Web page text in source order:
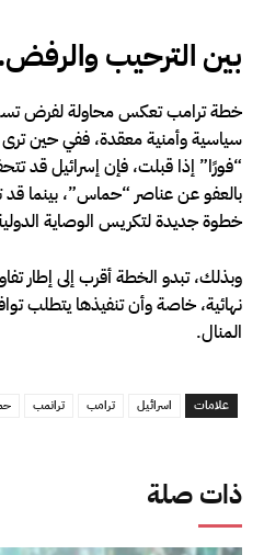
ذات صلة
بين الترحيب
خطة ترامب تعكس محاولة لفرض
سياسية وأمنية معقدة، ففي حين
“فورًا” إذا قبلت، فإن إسرائيل قد
بالعفو عن عناصر “حماس”، بينما قد
خطوة جديدة لتكريس الوصاية
وبذلك، تبدو الخطة أقرب إلى إطار
نهائية، خاصة وأن تنفيذها يتطلب
المنال.
علامات اسرائيل ترامب ترانمب